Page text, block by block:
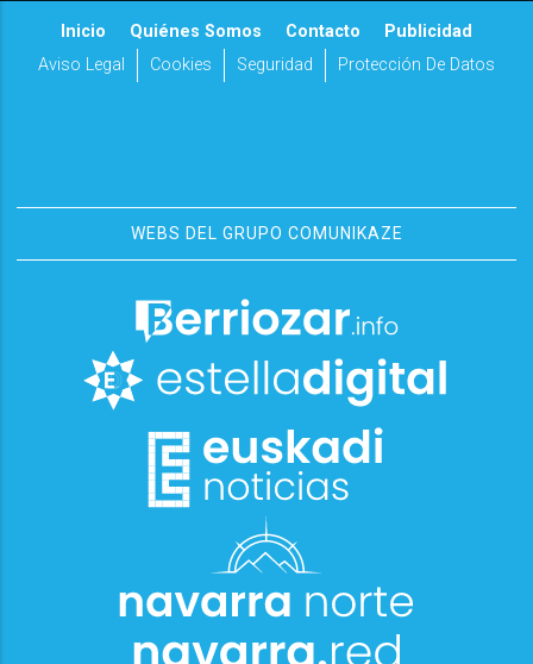
Inicio Quiénes Somos Contacto
Publicidad
Aviso Legal
Cookies Seguridad Protección De Datos
WEBS DEL GRUPO COMUNIKAZE